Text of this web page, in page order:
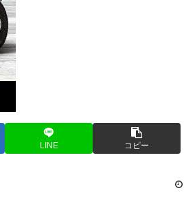
LINE コピー